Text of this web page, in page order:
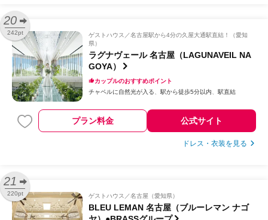
20
242pt ゲストハウス
名古屋駅から4分の久屋大通駅直結！（愛知
県）
ラグナヴェール 名古屋（LAGUNAVEIL NA
GOYA）
カップルのおすすめポイント
チャペルに自然光が入る
駅から徒歩5分以内 駅直結
プラン料金 公式サイト
ドレス・衣装を見る
21
220pt ゲストハウス 名古屋（愛知県）
BLEU LEMAN 名古屋（ブルーレマン ナゴ